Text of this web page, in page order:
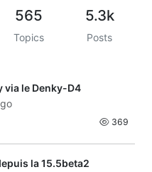
565
Topics
5.3k
Posts
via le Denky-D4
369
la 15.5beta2